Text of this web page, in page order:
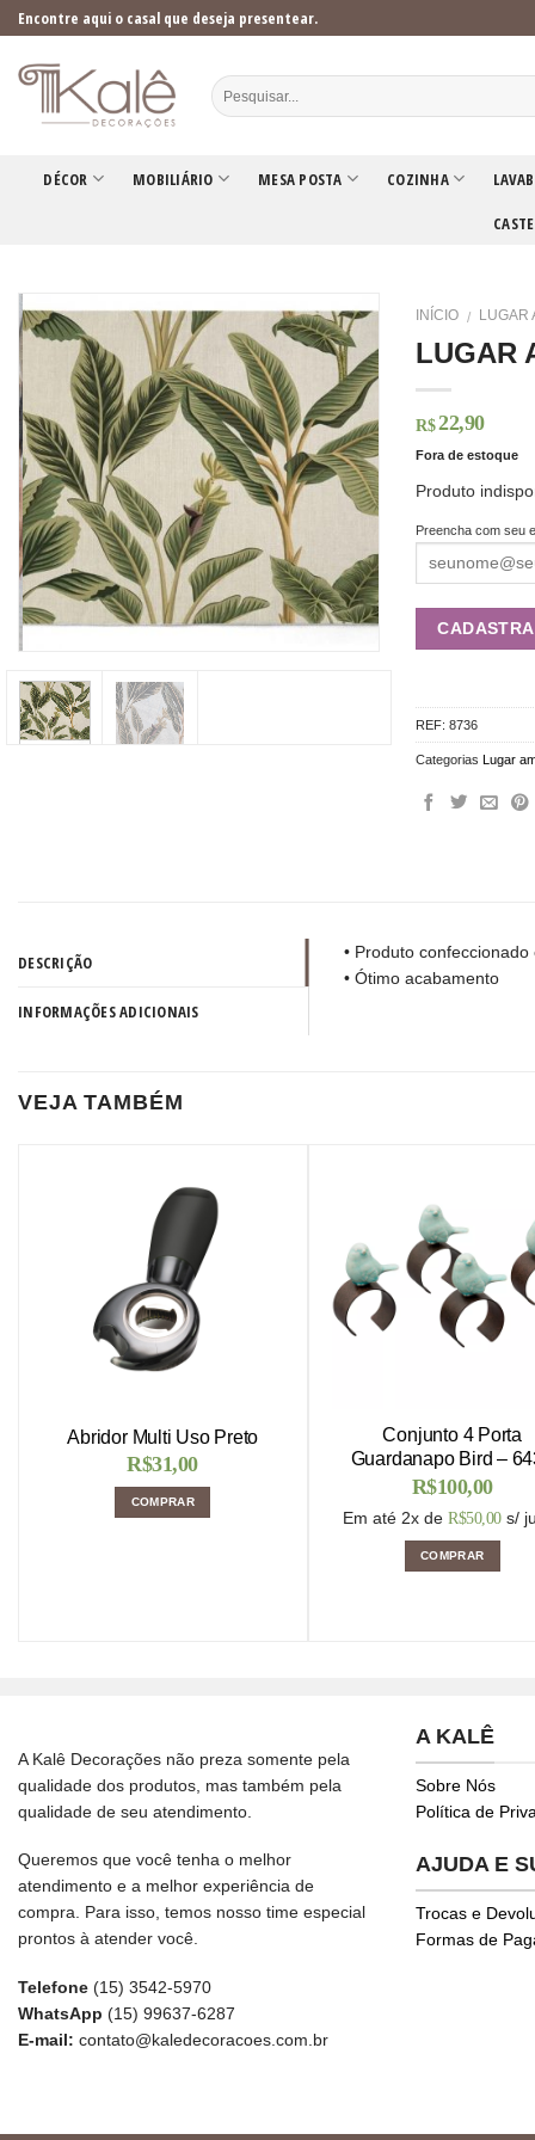
Skip
to
content
Encontre aqui o casal que deseja presentear.
DÉCOR MOBILIÁRIO MESA POSTA COZINHA
INÍCIO / LUGAR
LUGAR
R$ 22,90
Fora de estoque
Produto
Preencha com seu
REF:8736
CategoriasLugar
DESCRIÇÃO
INFORMAÇÕES ADICIONAIS
• Produto
• Ótimo acabamento
VEJA TAMBÉM
Abridor Multi Uso Preto
R$31,00
COMPRAR
Conjunto 4 Porta
Guardanapo Bird –
R$100,00
Em até 2x de R$50,00 s/
COMPRAR
A Kalê Decorações não preza somente pela
qualidade dos produtos, mas também pela
qualidade de seu atendimento.
Queremos que você tenha o melhor
atendimento e a melhor experiência de
compra. Para isso, temos nosso time especial
prontos à atender você.
Telefone (15) 3542-5970
WhatsApp (15) 99637-6287
E-mail: contato@kaledecoracoes.com.br
A KALÊ
Sobre Nós
Política de
AJUDA E
Trocas e
Formas de